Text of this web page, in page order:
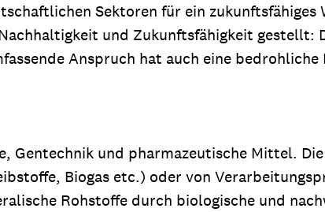
Sektoren für ein
und Zukunftsfähigkeit gestellt:
Anspruch hat auch eine bedrohliche
Gentechnik und pharmazeutische Mittel.
Biogas etc.) oder von
Rohstoffe durch biologische und